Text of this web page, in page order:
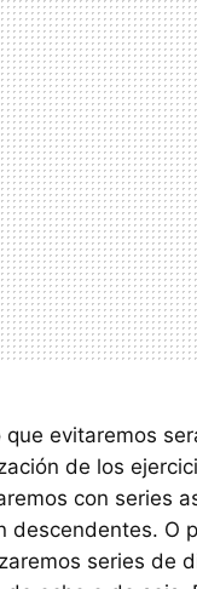
que evitaremos
de los
con series
descendentes. O
series de